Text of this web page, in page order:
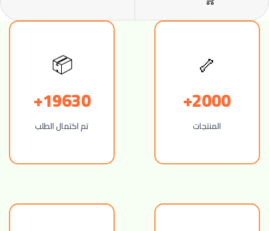
🦴
2000+
المنتجات
📦
19630+
تم اكتمال الطلب